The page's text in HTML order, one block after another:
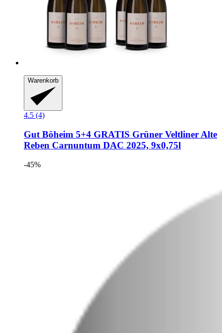
Warenkorb
4.5 (4)
Gut Böheim 5+4 GRATIS Grüner Veltliner Alte
Reben Carnuntum DAC 2025, 9x0,75l
-45%